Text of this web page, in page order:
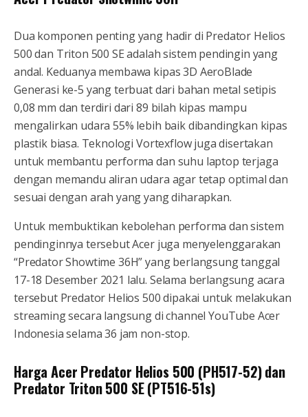
Dua komponen penting yang hadir di Predator Helios
500 dan Triton 500 SE adalah sistem pendingin yang
andal. Keduanya membawa kipas 3D AeroBlade
Generasi ke-5 yang terbuat dari bahan metal setipis
0,08 mm dan terdiri dari 89 bilah kipas mampu
mengalirkan udara 55% lebih baik dibandingkan kipas
plastik biasa. Teknologi Vortexflow juga disertakan
untuk membantu performa dan suhu laptop terjaga
dengan memandu aliran udara agar tetap optimal dan
sesuai dengan arah yang yang diharapkan.
Untuk membuktikan kebolehan performa dan sistem
pendinginnya tersebut Acer juga menyelenggarakan
“Predator Showtime 36H” yang berlangsung tanggal
17-18 Desember 2021 lalu. Selama berlangsung acara
tersebut Predator Helios 500 dipakai untuk melakukan
streaming secara langsung di channel YouTube Acer
Indonesia selama 36 jam non-stop.
Harga Acer Predator Helios 500 (PH517-52) dan
Predator Triton 500 SE (PT516-51s)